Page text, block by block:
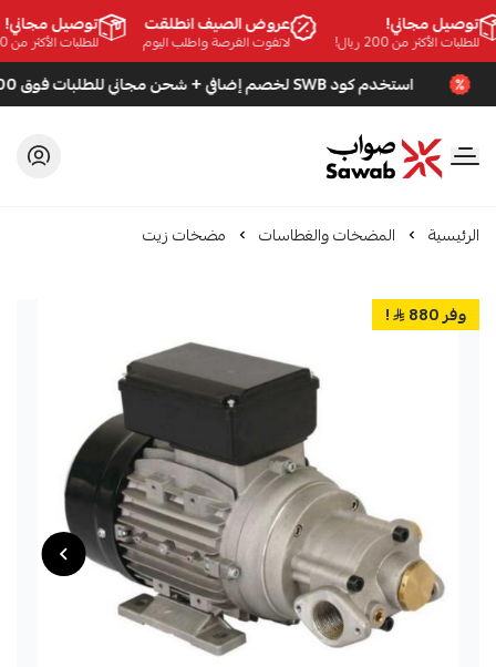
توصيل مجاني!
للطلبات الأكثر من 200 ريال!
عروض الصيف انطلقت
لاتفوت الفرصة واطلب اليوم
توصيل مجاني!
للطلبات الأكثر من 200 ريال!
استخدم كود SWB لخصم إضافي + شحن مجاني للطلبات فوق 200 ريال
صواب
الرئيسية المضخات والغطاسات مضخات زيت
وفر 880 !